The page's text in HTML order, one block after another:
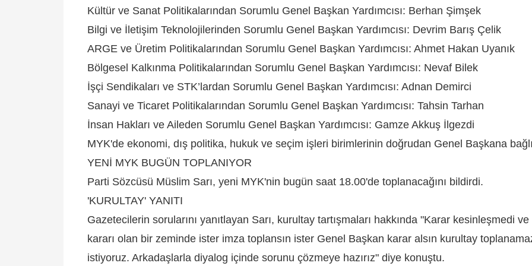
Kültür ve Sanat Politikalarından Sorumlu Genel Başkan Yardımcısı: Berhan Şimşek
Bilgi ve İletişim Teknolojilerinden Sorumlu Genel Başkan Yardımcısı: Devrim Barış Çelik
ARGE ve Üretim Politikalarından Sorumlu Genel Başkan Yardımcısı: Ahmet Hakan Uyanık
Bölgesel Kalkınma Politikalarından Sorumlu Genel Başkan Yardımcısı: Nevaf Bilek
İşçi Sendikaları ve STK’lardan Sorumlu Genel Başkan Yardımcısı: Adnan Demirci
Sanayi ve Ticaret Politikalarından Sorumlu Genel Başkan Yardımcısı: Tahsin Tarhan
İnsan Hakları ve Aileden Sorumlu Genel Başkan Yardımcısı: Gamze Akkuş İlgezdi
MYK'de ekonomi, dış politika, hukuk ve seçim işleri birimlerinin doğrudan Genel Başkana
YENİ MYK BUGÜN TOPLANIYOR
Parti Sözcüsü Müslim Sarı, yeni MYK'nin bugün saat 18.00'de toplanacağını bildirdi.
'KURULTAY' YANITI
Gazetecilerin sorularını yanıtlayan Sarı, kurultay tartışmaları hakkında "Karar kesinleşmedi
kararı olan bir zeminde ister imza toplansın ister Genel Başkan karar alsın kurultay
istiyoruz. Arkadaşlarla diyalog içinde sorunu çözmeye hazırız" diye konuştu.